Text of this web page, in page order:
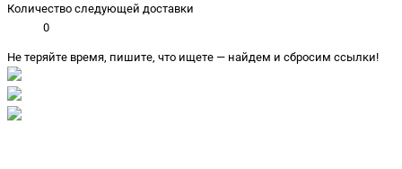
Количество следующей доставки
0
Не теряйте время, пишите, что ищете — найдем и сбросим ссылки!